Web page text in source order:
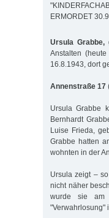
ERMORDET
Ursula Grabbe,
Anstalten
16.8.1943, dort
Annenstraße 17
Ursula Grabbe
Bernhardt
Luise Frieda,
Grabbe hatten
wohnten in der
Ursula zeigt –
nicht näher
wurde sie am
"Verwahrlosung"